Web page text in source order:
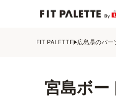
FIT PALETTE 広島県のパー
宮島ボー